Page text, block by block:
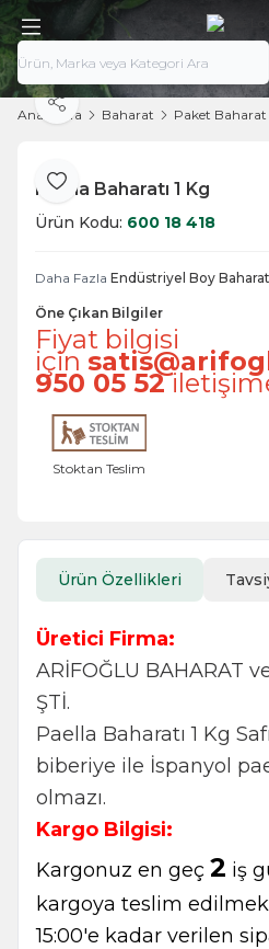
Ana Sayfa Baharat Paket Baharat
Favoriye Ekle
Paylaş
Paella Baharatı 1 Kg
Ürün Kodu: 600 18 418
Daha Fazla Endüstriyel Boy Baharat
Öne Çıkan Bilgiler
Fiyat bilgisi
için
950 05 52
Stoktan Teslim
Ürün Özellikleri
Üretici Firma:
ARİFOĞLU BAHARAT
ŞTİ.
Paella Baharatı 1 Kg
biberiye ile İspanyol
olmazı.
Kargo Bilgisi:
Kargonuz en geç 2 iş
kargoya teslim
15:00'e kadar verilen